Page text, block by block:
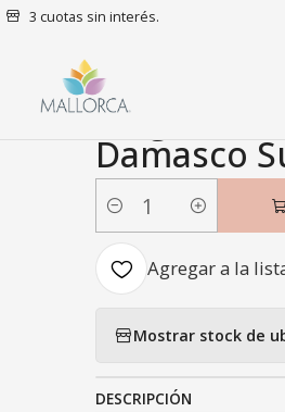
3 cuotas sin interés.
Juego de Sábanas 144 Hilos
|
Juego de
Damasco
Cantidad
Agregar a la
Mostrar stock de
DESCRIPCIÓN